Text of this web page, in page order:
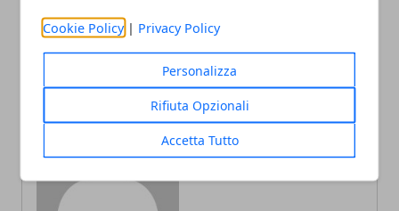
Cookie Policy | Privacy Policy
Personalizza
Rifiuta Opzionali
Accetta Tutto
Redazione